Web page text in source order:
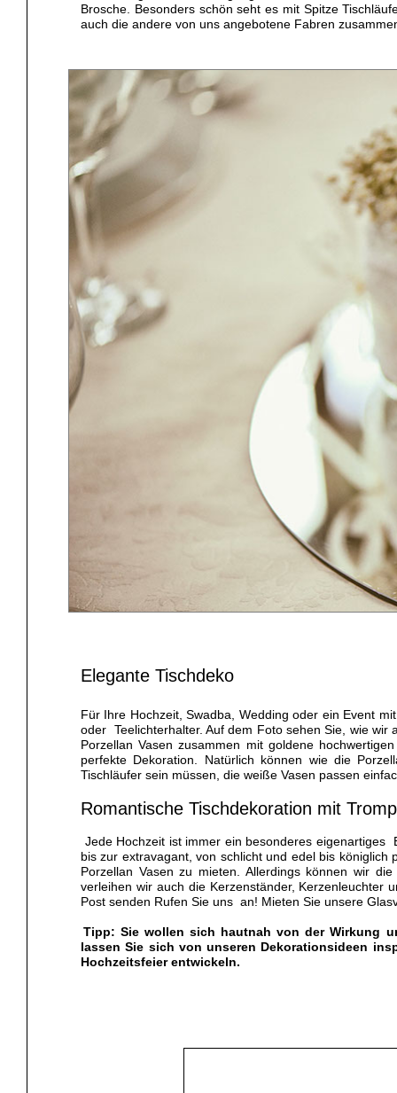
Brosche. Besonders schön seht es mit Spitze
auch die andere von uns angebotene Fabren
Elegante Tischdeko
Für Ihre Hochzeit, Swadba, Wedding oder ein Event
oder Teelichterhalter. Auf dem Foto sehen Sie, wie wir
Porzellan Vasen zusammen mit goldene
perfekte Dekoration. Natürlich können wie die
Tischläufer sein müssen, die weiße Vasen passen
Romantische Tischdekoration mit
Jede Hochzeit ist immer ein besonderes eigenartiges
bis zur extravagant, von schlicht und edel bis
Porzellan Vasen zu mieten. Allerdings können wir
verleihen wir auch die Kerzenständer, Kerzenleuchter
Post senden Rufen Sie uns an! Mieten Sie unsere
Tipp: Sie wollen sich hautnah von der Wirkung
lassen Sie sich von unseren Dekorationsideen
Hochzeitsfeier entwickeln.